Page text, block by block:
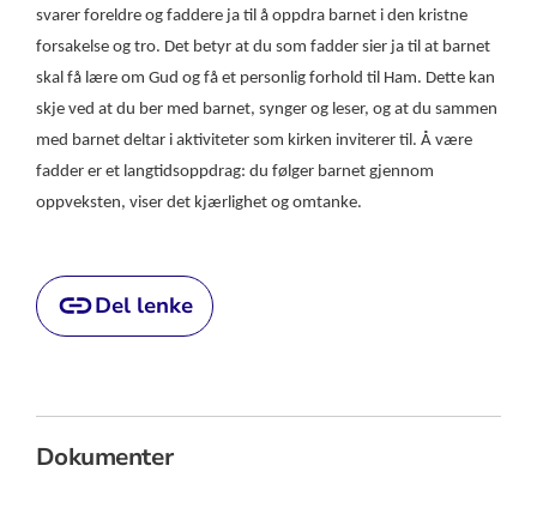
svarer foreldre og faddere ja til å oppdra barnet i den kristne
forsakelse og tro. Det betyr at du som fadder sier ja til at barnet
skal få lære om Gud og få et personlig forhold til Ham. Dette kan
skje ved at du ber med barnet, synger og leser, og at du sammen
med barnet deltar i aktiviteter som kirken inviterer til. Å være
fadder er et langtidsoppdrag: du følger barnet gjennom
oppveksten, viser det kjærlighet og omtanke.
Del lenke
Dokumenter